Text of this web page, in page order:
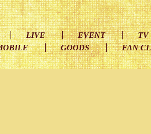
LIVE EVENT
TV
GOODS FAN